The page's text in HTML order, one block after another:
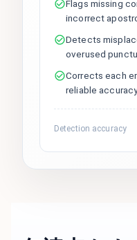
Flags missing
incorrect
Detects
overused
Corrects each
reliable
Detection accuracy